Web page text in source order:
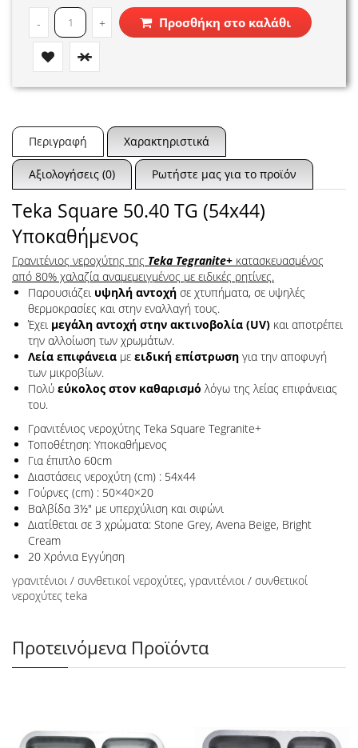
- + Προσθήκη στο καλάθι
Περιγραφή Χαρακτηριστικά
Αξιολογήσεις (0) Ρωτήστε μας για το προϊόν
Teka Square 50.40 TG (54x44)
Υποκαθήμενος
Γρανιτένιος νεροχύτης της Teka Tegranite+ κατασκευασμένος
από 80% χαλαζία αναμεμειγμένος με ειδικές ρητίνες.
Παρουσιάζει υψηλή αντοχή σε χτυπήματα, σε υψηλές
θερμοκρασίες και στην εναλλαγή τους.
Έχει μεγάλη αντοχή στην ακτινοβολία (UV) και αποτρέπει
την αλλοίωση των χρωμάτων.
Λεία επιφάνεια με ειδική επίστρωση για την αποφυγή
των μικροβίων.
Πολύ εύκολος στον καθαρισμό λόγω της λείας επιφάνειας
του.
Γρανιτένιος νεροχύτης Teka Square Tegranite+
Τοποθέτηση: Υποκαθήμενος
Για έπιπλο 60cm
Διαστάσεις νεροχύτη (cm) : 54x44
Γούρνες (cm) : 50×40×20
Βαλβίδα 3½" με υπερχύλιση και σιφώνι
Διατίθεται σε 3 χρώματα: Stone Grey, Avena Beige, Bright
Cream
20 Χρόνια Εγγύηση
γρανιτένιοι / συνθετικοί νεροχύτες, γρανιτένιοι / συνθετικοί
νεροχύτες teka
Προτεινόμενα Προϊόντα